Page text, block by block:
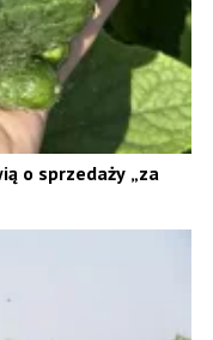
o sprzedaży „za